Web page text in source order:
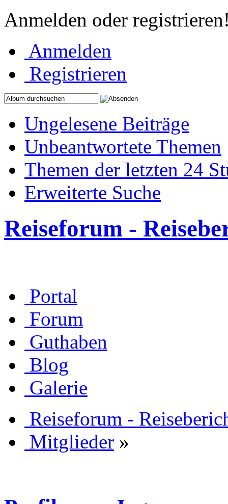
Anmelden oder
Anmelden
Registrieren
Ungelesene Beiträge
Unbeantwortete Themen
Themen der letzten 24
Erweiterte Suche
Reiseforum -
Portal
Forum
Guthaben
Blog
Galerie
Reiseforum -
Mitglieder »